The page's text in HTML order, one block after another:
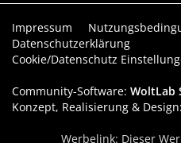
Impressum
Datenschutzerklärung
Cookie/Datenschutz
Community-Software: WoltLab
Konzept, Realisierung & Design:
Werbelink: Dieser